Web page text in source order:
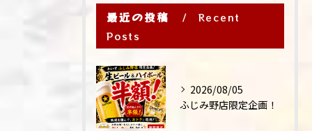
最近の投稿
Recent
Posts
2026/08/05
ふじみ野店限定企画！